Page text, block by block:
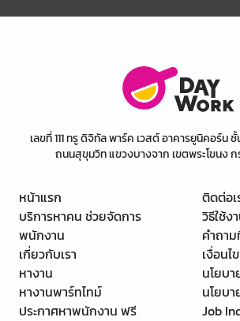
เลขที่ 111 ทรู ดิจิทัล พาร์ค เวสต์ อาคารยูนิคอร์น
ถนนสุขุมวิท แขวงบางจาก เขตพระโขนง
หน้าแรก
บริการหาคน ช่วยจัดการ
พนักงาน
เกี่ยวกับเรา
หางาน
หางานพาร์ทไทม์
ประกาศหาพนักงาน ฟรี
ติดต่อเ
วิธีใช้ง
คำถา
เงื่อน
นโยบ
นโยบ
Job